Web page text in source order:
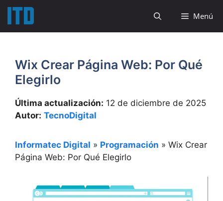
Saltar
contenido
Menú
Wix Crear Página Web: Por Qué
Elegirlo
Última actualización: 12 de diciembre de 2025
Autor: TecnoDigital
Informatec Digital » Programación » Wix Crear
Página Web: Por Qué Elegirlo